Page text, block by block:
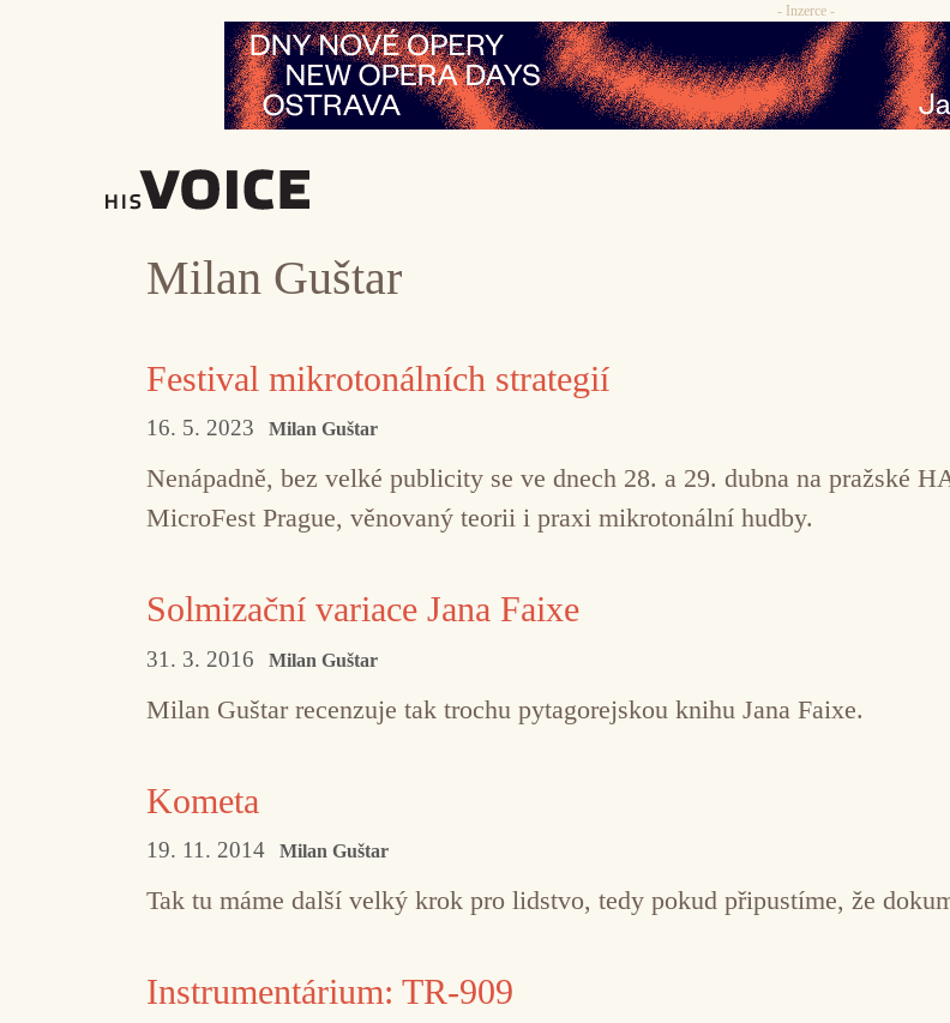
- Inzerce -
Milan Guštar
Festival mikrotonálních strategií
16. 5. 2023 Milan Guštar
Nenápadně, bez velké publicity se ve dnech 28. a 29. dubna na pražské
MicroFest Prague, věnovaný teorii i praxi mikrotonální hudby.
Solmizační variace Jana Faixe
31. 3. 2016 Milan Guštar
Milan Guštar recenzuje tak trochu pytagorejskou knihu Jana Faixe.
Kometa
19. 11. 2014 Milan Guštar
Tak tu máme další velký krok pro lidstvo, tedy pokud připustíme, že
Instrumentárium: TR-909